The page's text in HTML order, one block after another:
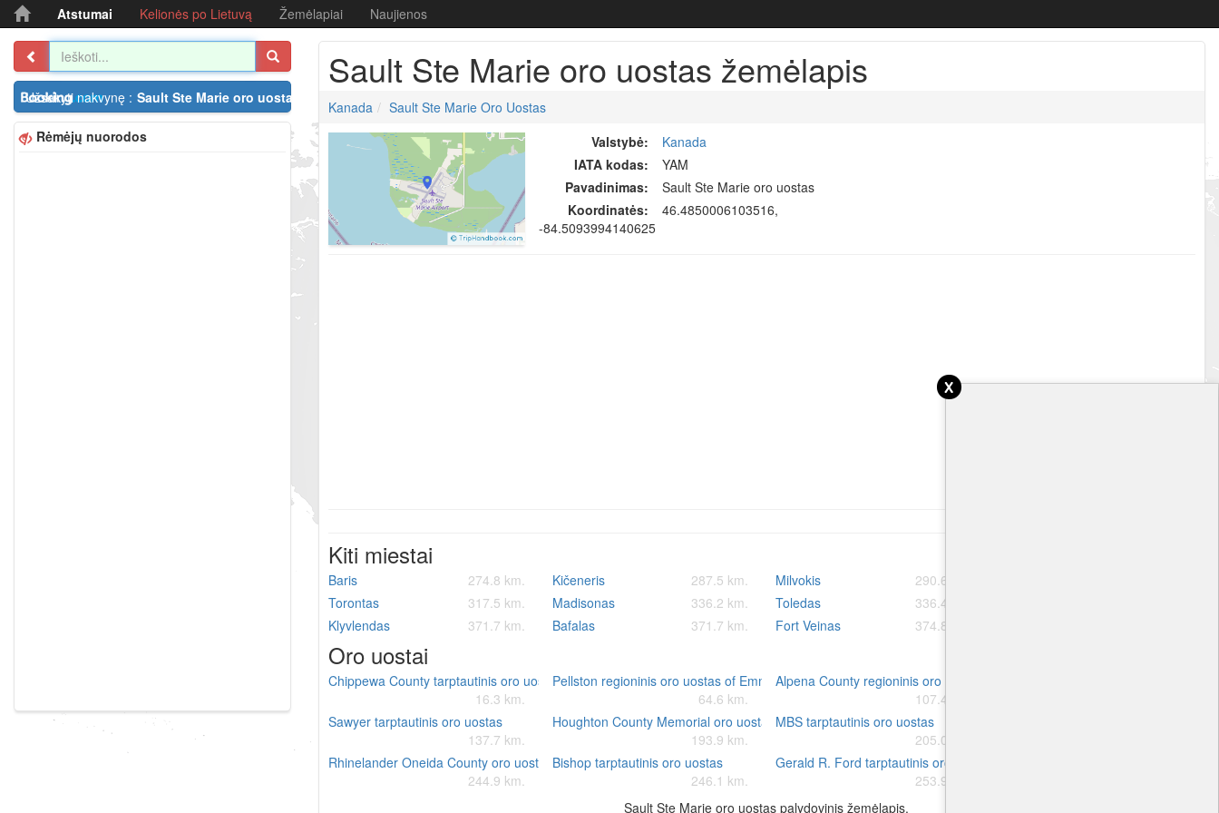
Atstumai Kelionės po Lietuvą Žemėlapiai Naujienos
Užsakyti nakvynę : Sault Ste Marie oro uostas
Rėmėjų nuorodos
Sault Ste Marie oro uostas žemėlapis
Kanada
Sault Ste Marie Oro Uostas
Valstybė:
Kanada
IATA kodas:
YAM
Pavadinimas:
Sault Ste Marie oro uostas
Koordinatės:
46.4850006103516,
-84.5093994140625
Kiti miestai
Baris 274.8 km. Kičeneris 287.5 km. Milvokis 290.6 km.
Torontas
317.5 km. Madisonas 336.2 km. Toledas 336.4 km.
Klyvlendas
371.7 km. Bafalas 371.7 km. Fort Veinas 374.8 km.
Oro uostai
Chippewa County tarptautinis oro uostas
16.3 km.
Pellston regioninis oro uostas of Emmet County oro uostas
64.6 km.
Alpena County regioninis oro uostas
107.4 km.
Sawyer tarptautinis oro uostas
137.7 km.
Houghton County Memorial oro uostas
193.9 km.
MBS tarptautinis oro uostas
205.0 km.
Rhinelander Oneida County oro uostas
244.9 km.
Bishop tarptautinis oro uostas
246.1 km.
Gerald R. Ford tarptautinis oro uostas
253.9 km.
Sault Ste Marie oro uostas palydovinis žemėlapis.
x